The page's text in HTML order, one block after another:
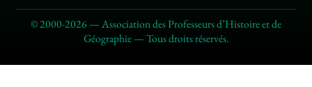
© 2000-2026 — Association des Professeurs d’Histoire et de
Géographie — Tous droits réservés.